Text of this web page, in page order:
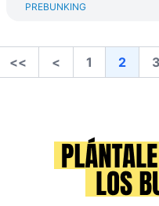
PREBUNKING
<< < 1 2 3